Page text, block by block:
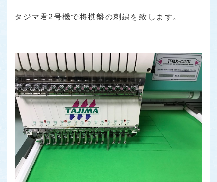
タジマ君2号機で将棋盤の刺繍を致します。